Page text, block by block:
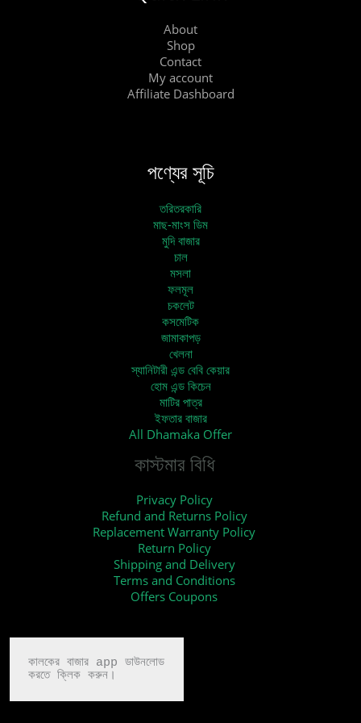
About
Shop
Contact
My account
Affiliate Dashboard
পণ্যের সূচি
তরিতরকারি
মাছ-মাংস ডিম
মুদি বাজার
চাল
মসলা
ফলমূল
চকলেট
কসমেটিক
জামাকাপড়
খেলনা
স্যানিটারী এন্ড বেবি কেয়ার
হোম এন্ড কিচেন
মাটির পাত্র
ইফতার বাজার
All Dhamaka Offer
কাস্টমার বিধি
Privacy Policy
Refund and Returns Policy
Replacement Warranty Policy
Return Policy
Shipping and Delivery
Terms and Conditions
Offers Coupons
কালকের বাজার app ডাউনলোড
করতে ক্লিক করুন।